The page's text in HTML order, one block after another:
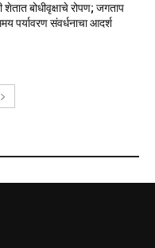
शेतात बोधीवृक्षाचे रोपण; जगताप
पर्यावरण संवर्धनाचा आदर्श